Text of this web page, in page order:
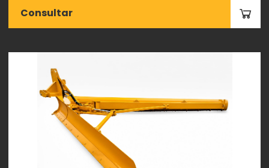
Consultar